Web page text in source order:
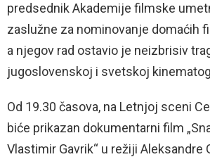
predsednik Akademije filmske
zaslužne za nominovanje domaćih
a njegov rad ostavio je neizbrisiv
jugoslovenskoj i svetskoj
Od 19.30 časova, na Letnjoj sceni
biće prikazan dokumentarni film
Vlastimir Gavrik“ u režiji Aleksandre